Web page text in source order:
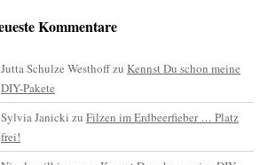
Kommentare
Jutta Schulze Westhoffzu Kennst Du schon meine
DIY-Pakete
Sylvia Janicki zu Filzen im Erdbeerfieber … Platz
frei!